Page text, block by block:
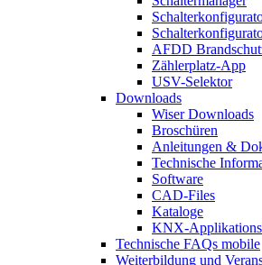
AFDD
Zählerplatz-App
USV-Selektor
Downloads
Wiser Downloads
Broschüren
Anleitungen &
Technische
Software
CAD-Files
Kataloge
KNX-
Technische FAQs mobile
Weiterbildung und